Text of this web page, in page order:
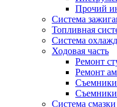
Прочий
Система
Топливная
Система
Ходовая часть
Ремонт
Ремонт
Съемники
Система смазки